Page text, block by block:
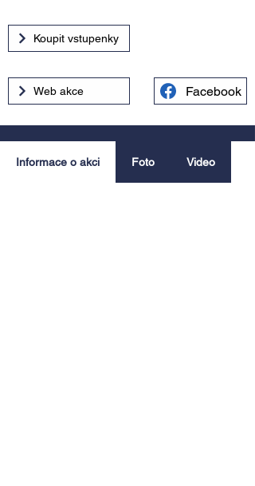
Koupit vstupenky
Web akce Facebook
Informace o akci Foto Video